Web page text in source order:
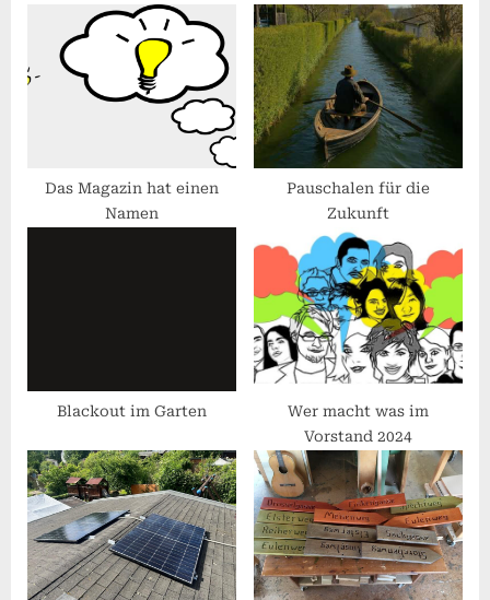
:
o
t
Das Magazin hat einen
Namen
Pauschalen für die
Zukunft
Blackout im Garten
Wer macht was im
Vorstand 2024